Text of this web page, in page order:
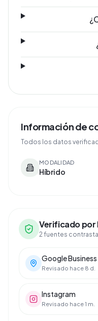
Información de
Todos los datos
MODALIDAD
Híbrido
Verificado por
2 fuentes
Google Business
Revisado hace 8 d.
Instagram
Revisado hace 1 m.